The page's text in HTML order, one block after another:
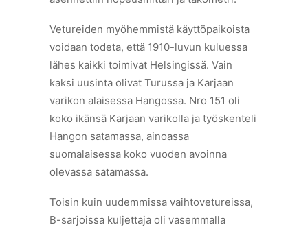
Vetureiden myöhemmistä käyttöpaikoista
voidaan todeta, että 1910-luvun kuluessa
lähes kaikki toimivat Helsingissä. Vain
kaksi uusinta olivat Turussa ja Karjaan
varikon alaisessa Hangossa. Nro 151 oli
koko ikänsä Karjaan varikolla ja työskenteli
Hangon satamassa, ainoassa
suomalaisessa koko vuoden avoinna
olevassa satamassa.
Toisin kuin uudemmissa vaihtovetureissa,
B-sarjoissa kuljettaja oli vasemmalla